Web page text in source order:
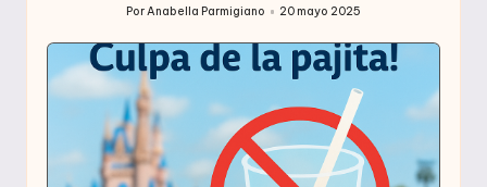
Publicado
por
PorAnabella Parmigiano 20 mayo 2025